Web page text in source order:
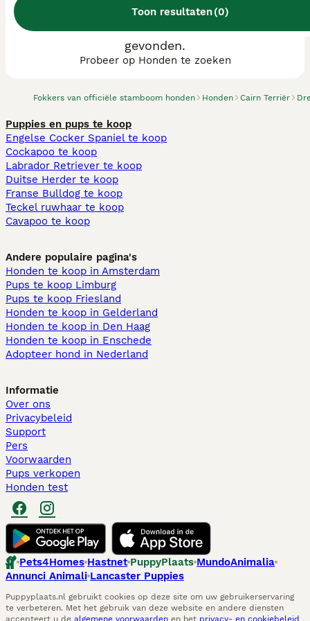
Toon resultaten(0)
Fokkers van officiële stamboom honden Honden Cairn Terriër
We hebben 0 Cairn Terriër fokkers, Coevorden
gevonden.
Probeer op Honden te zoeken
Puppies en pups te koop
Engelse Cocker Spaniel te koop
Cockapoo te koop
Labrador Retriever te koop
Duitse Herder te koop
Franse Bulldog te koop
Teckel ruwhaar te koop
Cavapoo te koop
Andere populaire pagina's
Honden te koop in Amsterdam
Pups te koop Limburg​
Pups te koop Friesland​
Honden te koop in Gelderland
Honden te koop in Den Haag
Honden te koop in Enschede
Adopteer hond in Nederland
Informatie
Over ons
Privacybeleid
Support
Pers
Voorwaarden
Pups verkopen
Honden test
Pets4Homes Hastnet PuppyPlaats MundoAnimalia
Annunci Animali Lancaster Puppies
Puppyplaats.nl gebruikt cookies op deze site om uw gebruikerservaring
te verbeteren. Met het gebruik van deze website en andere diensten
accepteert u de algemene voorwaarden en het privacy- en cookiebeleid